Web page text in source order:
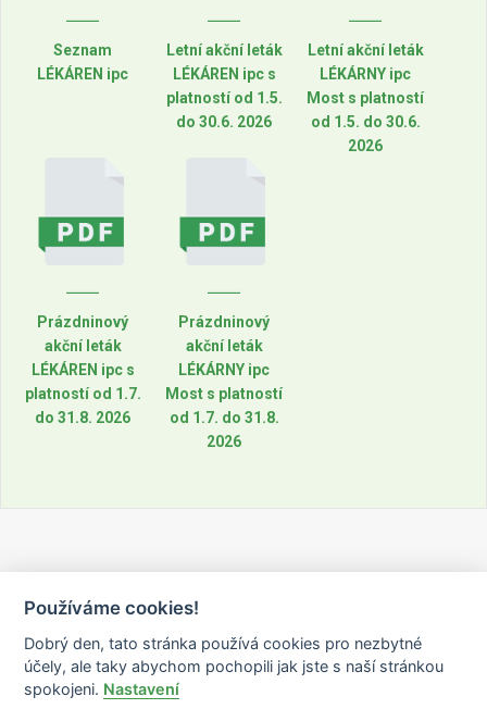
Seznam
LÉKÁREN ipc
Letní akční leták
LÉKÁREN ipc s
platností od 1.5.
do 30.6. 2026
Letní akční leták
LÉKÁRNY ipc
Most s platností
od 1.5. do 30.6.
2026
Prázdninový
akční leták
LÉKÁREN ipc s
platností od 1.7.
do 31.8. 2026
Prázdninový
akční leták
LÉKÁRNY ipc
Most s platností
od 1.7. do 31.8.
2026
Používáme cookies!
Dobrý den, tato stránka používá cookies pro nezbytné
účely, ale taky abychom pochopili jak jste s naší stránkou
spokojeni. Nastavení